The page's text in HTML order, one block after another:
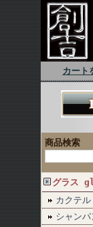
カート
商品検索
グラス
カクテ
シャン